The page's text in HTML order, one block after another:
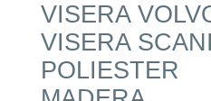
VISERA
VISERA
POLIESTER